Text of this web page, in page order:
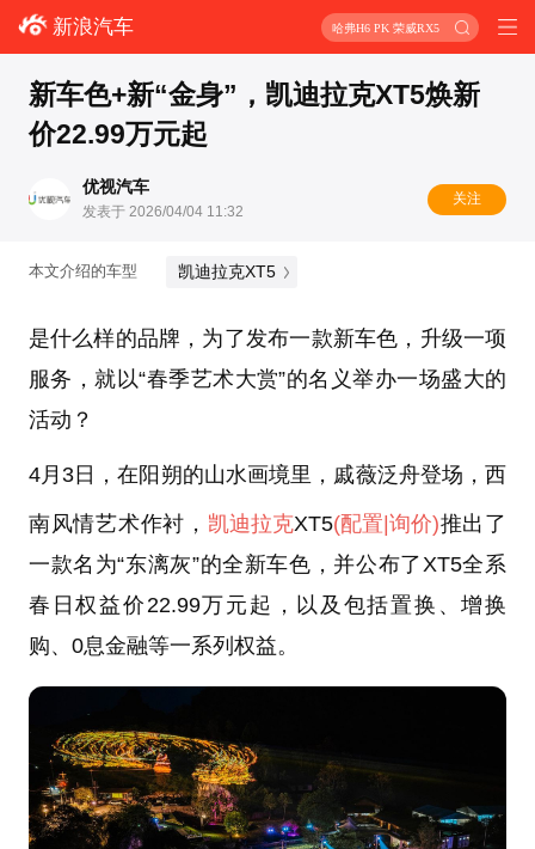
新浪汽车 哈弗H6 PK 荣威RX5
新车色+新“金身”，凯迪拉克XT5焕新
价22.99万元起
优视汽车
发表于 2026/04/04 11:32
关注
本文介绍的车型 凯迪拉克XT5
是什么样的品牌，为了发布一款新车色，升级一项
服务，就以“春季艺术大赏”的名义举办一场盛大的
活动？
4月3日，在阳朔的山水画境里，戚薇泛舟登场，西
南风情艺术作衬， 凯迪拉克XT5(配置|询价)推出了
一款名为“东漓灰”的全新车色，并公布了XT5全系
春日权益价22.99万元起，以及包括置换、增换
购、0息金融等一系列权益。